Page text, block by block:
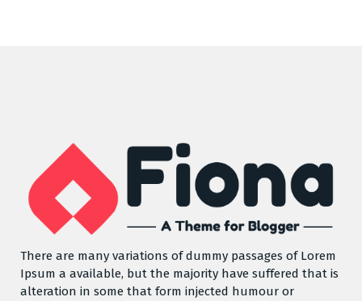
There are many variations of dummy passages of Lorem
Ipsum a available, but the majority have suffered that is
alteration in some that form injected humour or